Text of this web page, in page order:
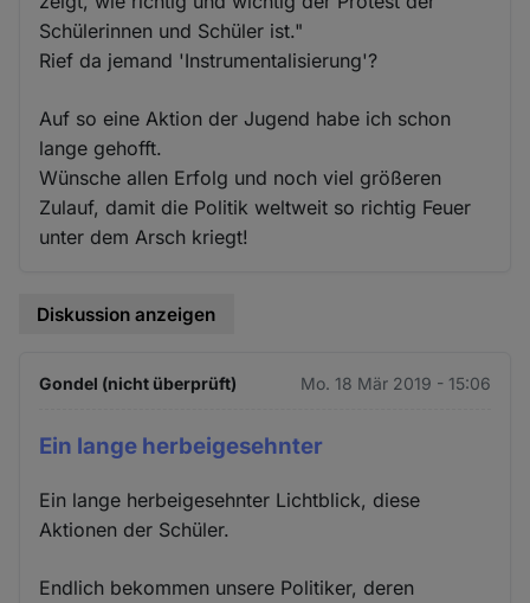
Schülerinnen und Schüler ist."
Rief da jemand 'Instrumentalisierung'?
Auf so eine Aktion der Jugend habe ich schon
lange gehofft.
Wünsche allen Erfolg und noch viel größeren
Zulauf, damit die Politik weltweit so richtig Feuer
unter dem Arsch kriegt!
Diskussion anzeigen
Gondel (nicht überprüft) Mo. 18 Mär 2019 - 15:06
Ein lange herbeigesehnter
Ein lange herbeigesehnter Lichtblick, diese
Aktionen der Schüler.
Endlich bekommen unsere Politiker, deren